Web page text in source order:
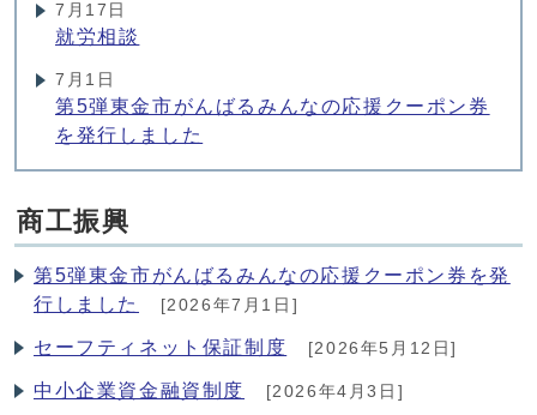
7月17日
就労相談
7月1日
第5弾東金市がんばるみんなの応援クーポン券
を発行しました
商工振興
第5弾東金市がんばるみんなの応援クーポン券を発
行しました
[2026年7月1日]
セーフティネット保証制度 [2026年5月12日]
中小企業資金融資制度 [2026年4月3日]